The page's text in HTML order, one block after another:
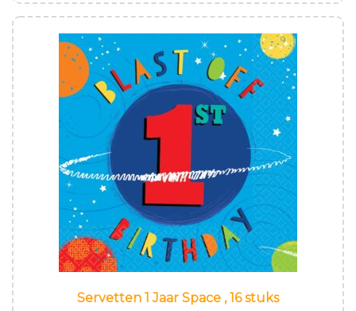
Servetten 1 Jaar Space , 16 stuks